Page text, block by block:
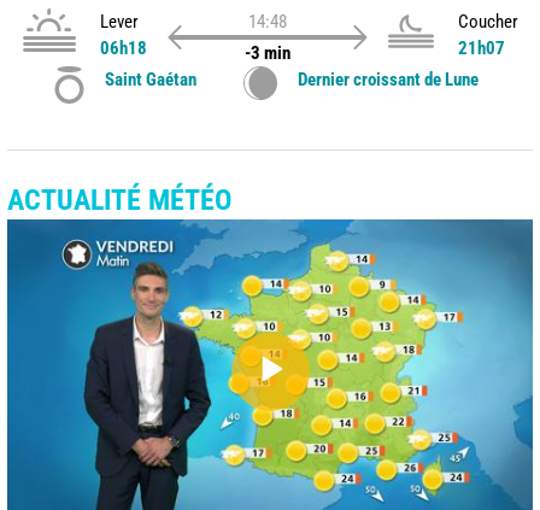
Lever
06h18
14:48
-3 min
Coucher
21h07
Saint Gaétan
Dernier croissant de Lune
ACTUALITÉ MÉTÉO